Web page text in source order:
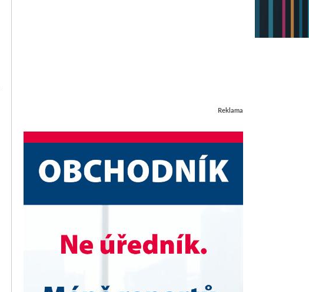
Reklama